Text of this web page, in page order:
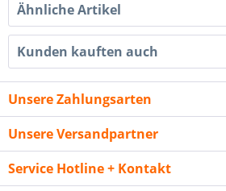
Ähnliche Artikel
Kunden kauften auch
Unsere Zahlungsarten
Unsere Versandpartner
Service Hotline + Kontakt